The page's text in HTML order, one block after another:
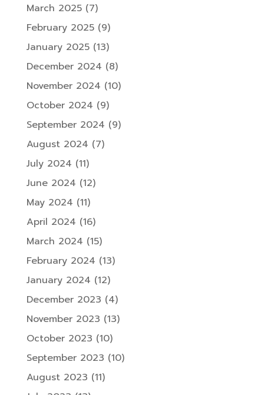
March 2025(7)
February 2025(9)
January 2025(13)
December 2024 (8)
November 2024 (10)
October 2024 (9)
September 2024 (9)
August 2024 (7)
July 2024 (11)
June 2024 (12)
May 2024 (11)
April 2024 (16)
March 2024 (15)
February 2024 (13)
January 2024 (12)
December 2023 (4)
November 2023 (13)
October 2023 (10)
September 2023 (10)
August 2023 (11)